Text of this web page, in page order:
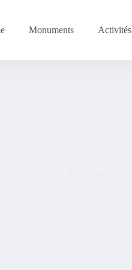
Monuments Activités